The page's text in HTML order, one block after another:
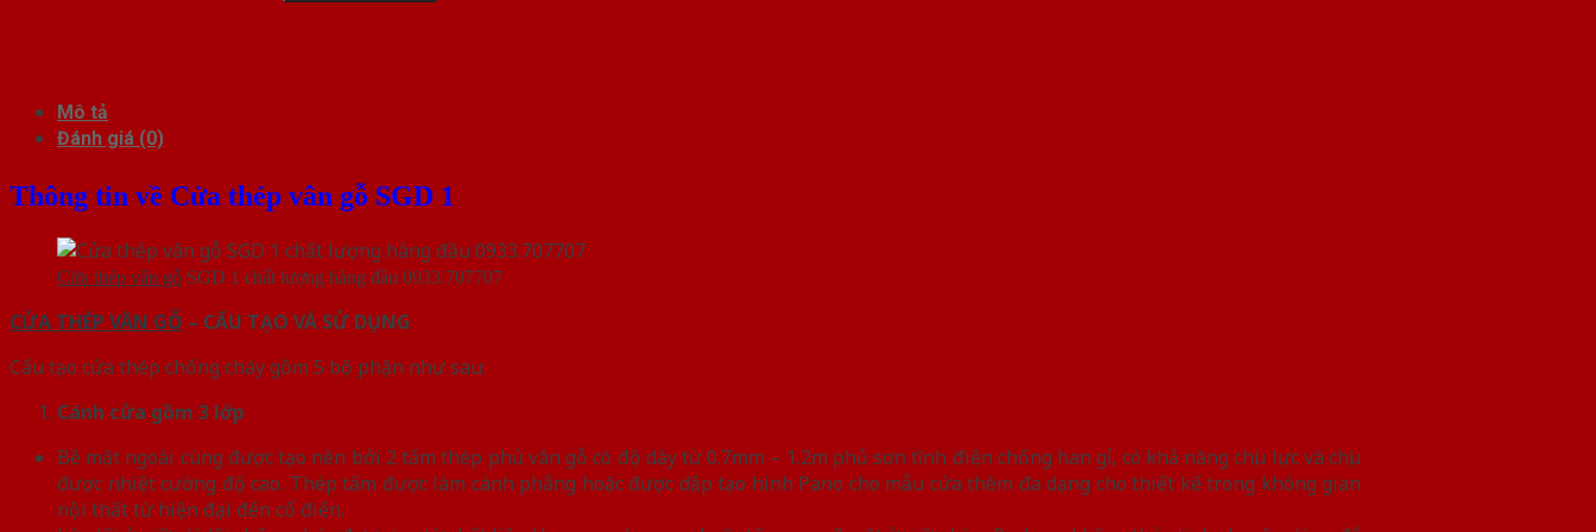
Mô tả
Đánh giá (0)
Thông tin về Cửa thép vân gỗ SGD 1
Cửa thép vân gỗ SGD 1 chất lượng hàng đầu 0933.707707
CỬA THÉP VÂN GỖ – CẤU TẠO VÀ SỬ DỤNG
Cấu tạo cửa thép chống cháy gồm 5 bộ phận như sau:
Cánh cửa gồm 3 lớp
Bề mặt ngoài cùng được tạo nên bởi 2 tấm thép phủ vân gỗ có độ dày từ 0.7mm – 1.2m phủ sơn tĩnh điện chống han gỉ, có khả năng chịu lực và chịu
được nhiệt cường độ cao. Thép tấm được làm cánh phẳng hoặc được dập tạo hình Pano cho mẫu cửa thêm đa dạng cho thiết kế trong không gian
nội thất từ hiện đại đến cổ điển.